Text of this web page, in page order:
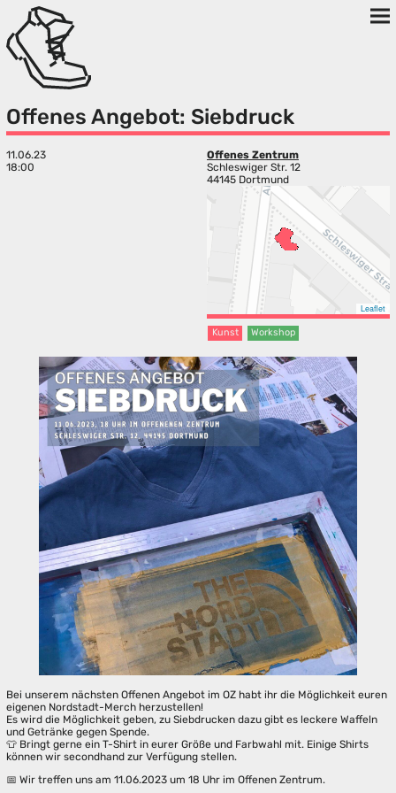
Offenes Angebot: Siebdruck
11.06.23
18:00
Offenes Zentrum
Schleswiger Str. 12
44145 Dortmund
Leaflet
Kunst Workshop
Bei unserem nächsten Offenen Angebot im OZ habt ihr die Möglichkeit euren
eigenen Nordstadt-Merch herzustellen!
Es wird die Möglichkeit geben, zu Siebdrucken dazu gibt es leckere Waffeln
und Getränke gegen Spende.
👕 Bringt gerne ein T-Shirt in eurer Größe und Farbwahl mit. Einige Shirts
können wir secondhand zur Verfügung stellen.
📅 Wir treffen uns am 11.06.2023 um 18 Uhr im Offenen Zentrum.